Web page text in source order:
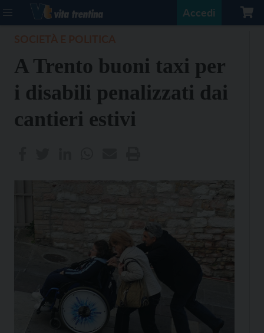
Accedi
A Trento buoni taxi per
i disabili penalizzati dai
cantieri estivi